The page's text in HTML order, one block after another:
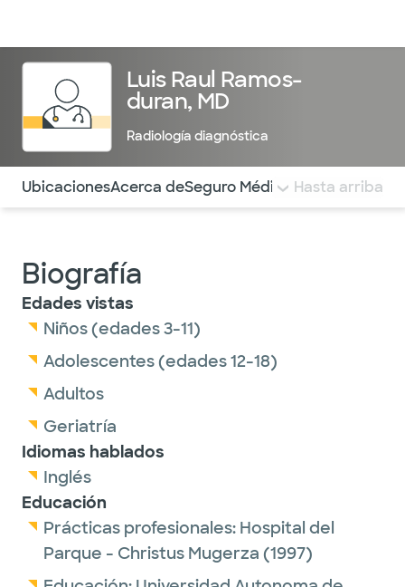
Luis Raul Ramos-
duran, MD
Radiología diagnóstica
Utilice esta navegación para saltar rápidamente a
UbicacionesAcerca deSeguro Médico COMENTARIOS
Hasta arriba
Biografía
Edades vistas
Niños (edades 3-11)
Adolescentes (edades 12-18)
Adultos
Geriatría
Idiomas hablados
Inglés
Educación
Prácticas profesionales: Hospital del
Parque - Christus Mugerza (1997)